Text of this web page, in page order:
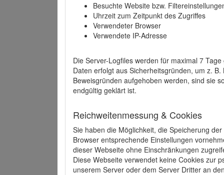
Besuchte Website bzw.
Uhrzeit zum Zeitpunkt des Zugriffes
Verwendeter Browser
Verwendete IP-Adresse
Die Server-Logfiles werden für maximal 7
Daten erfolgt aus Sicherheitsgründen, um z.
Beweisgründen aufgehoben werden, sind sie
endgültig geklärt ist.
Reichweitenmessung & Cookies
Sie haben die Möglichkeit, die Speicherung
Browser entsprechende Einstellungen
dieser Webseite ohne Einschränkungen
Diese Webseite verwendet keine Cookies zur
unserem Server oder dem Server Dritter an